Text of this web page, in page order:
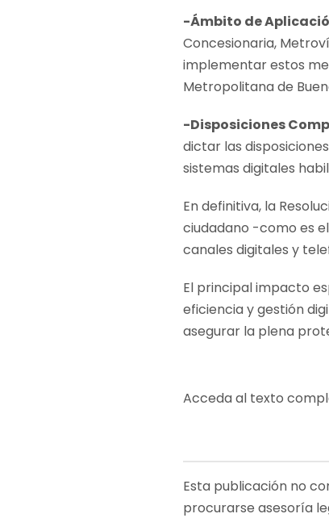
-Ámbito de
Concesionaria,
implementar estos
Metropolitana de
-Disposiciones
dictar las
sistemas digitales
En definitiva, la
ciudadano -como es
canales digitales y
El principal impacto
eficiencia y gestión
asegurar la plena
Acceda al texto
Esta publicación no
procurarse asesoría